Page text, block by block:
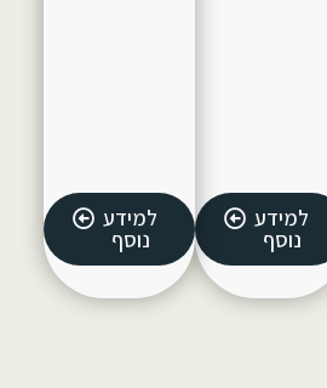
למידע
נוסף
למידע
נוסף